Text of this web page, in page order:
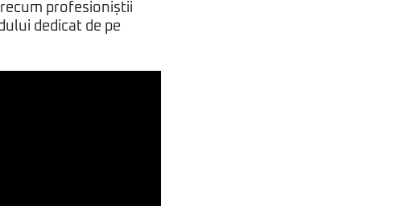
profesioniștii
dedicat de pe